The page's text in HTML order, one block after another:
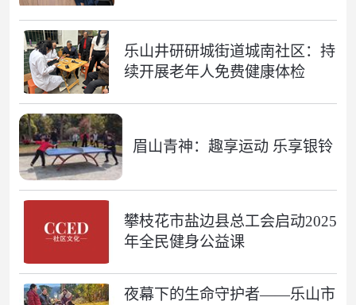
乐山井研研城街道城南社区：持
续开展老年人免费健康体检
眉山青神：趣享运动 乐享银铃
攀枝花市盐边县总工会启动2025
年全民健身公益课
夜幕下的生命守护者——乐山市